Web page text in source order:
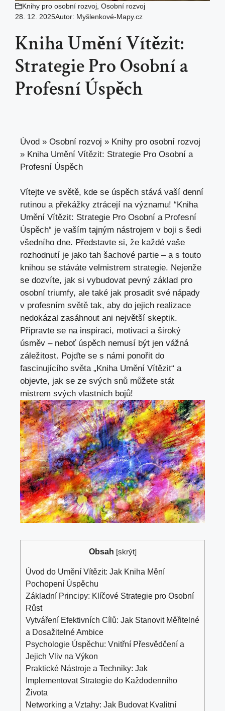
Knihy pro osobní rozvoj Osobní rozvoj
28. 12. 2025Autor: Myšlenkové-Mapy.cz
Kniha Umění Vítězit:
Strategie Pro Osobní a
Profesní Úspěch
Úvod » Osobní rozvoj » Knihy pro osobní rozvoj
» Kniha Umění Vítězit: Strategie Pro Osobní a
Profesní Úspěch
Vítejte ve světě, kde se úspěch ⁤stává vaší denní⁢
rutinou a překážky ztrácejí na významu! ⁤“Kniha‌
Umění Vítězit: Strategie Pro Osobní a Profesní
Úspěch“ je vaším tajným‍ nástrojem v‌ boji s šedi
všedního dne. Představte si, že ‍každé vaše
rozhodnutí je jako tah šachové partie – a s touto
knihou‌ se stáváte velmistrem‌ strategie. Nejenže
se dozvíte, jak si vybudovat pevný základ pro
osobní⁣ triumfy,⁣ ale také jak prosadit své nápady
v profesním ⁣světě tak, aby do jejich​ realizace
nedokázal zasáhnout‌ ani největší skeptik.
Připravte‍ se na inspiraci, motivaci a široký
úsměv – neboť⁢ úspěch nemusí ​být jen vážná
záležitost. ⁣Pojďte se s námi ponořit do
fascinujícího světa „Kniha Umění Vítězit“ a
⁣objevte, ​jak se ⁣ze svých snů můžete stát
mistrem svých vlastních bojů!
Obsah [skrýt]
Úvod do Umění Vítězit: ‌Jak Kniha Mění‌
Pochopení Úspěchu
Základní Principy: Klíčové Strategie ​pro Osobní
Růst
Vytváření⁢ Efektivních Cílů: Jak Stanovit Měřitelné
a Dosažitelné Ambice
Psychologie Úspěchu: Vnitřní Přesvědčení a
Jejich Vliv na Výkon
Praktické‌ Nástroje a⁣ Techniky: Jak
⁤Implementovat Strategie do Každodenního
Života
Networking ⁢a⁤ Vztahy: Jak Budovat Kvalitní​